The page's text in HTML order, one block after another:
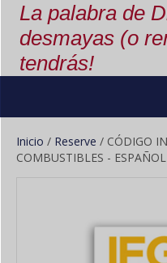
La palabra de
desmayas (o
tendrás!
Inicio / Reserve / CÓDIGO
COMBUSTIBLES - ESPAÑOL